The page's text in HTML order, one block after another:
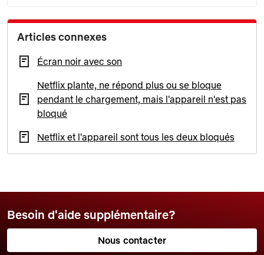
Articles connexes
Écran noir avec son
Netflix plante, ne répond plus ou se bloque
pendant le chargement, mais l'appareil n'est pas
bloqué
Netflix et l'appareil sont tous les deux bloqués
Besoin d'aide supplémentaire?
Nous contacter